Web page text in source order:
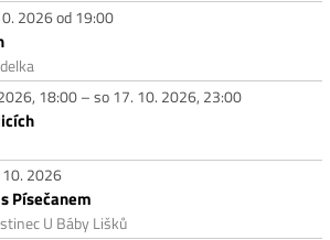
2026 od 19:00
18:00 – so 17. 10. 2026, 23:00
2026
Písečanem
U Báby Lišků